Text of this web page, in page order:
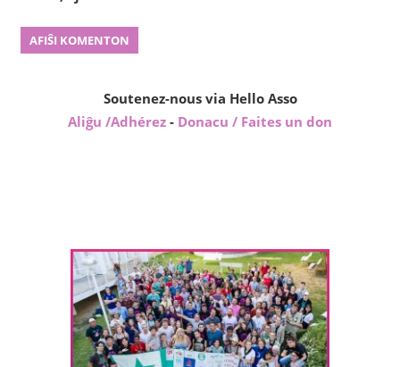
Soutenez-nous via Hello Asso
Aliĝu /Adhérez - Donacu / Faites un don